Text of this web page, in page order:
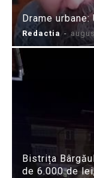
Drame
Redactia -
Bistrița
de 6.000 de